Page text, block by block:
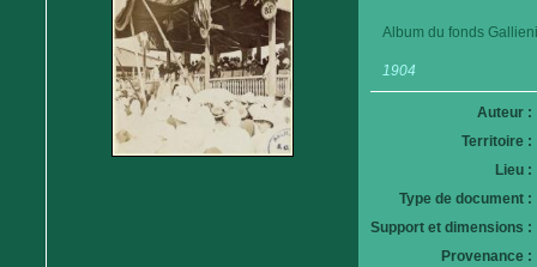
Album du fonds
1904
Auteur :
Territoire :
Lieu :
Type de document :
Support et dimensions :
Provenance :